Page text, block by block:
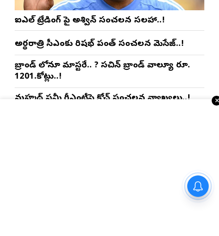
ఐపీఎల్ ట్రేడింగ్ పై అశ్విన్ సంచలన సలహా..!
అర్థరాత్రి సీఎంకు రిషభ్ పంత్ సంచలన మెసేజ్..!
బ్రాండ్ లోనూ మాస్టరే.. ? సచిన్ బ్రాండ్ వాల్యూ రూ.
1201.కోట్లు..!
మహ్మద్ షమీ రీఎంట్రీపై కోచ్ సంచలన వ్యాఖ్యలు..!